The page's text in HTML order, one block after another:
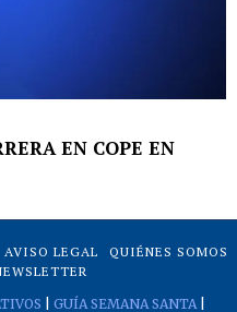
EN COPE EN
AVISO LEGAL
QUIÉNES SOMOS
GUÍA SEMANA SANTA|